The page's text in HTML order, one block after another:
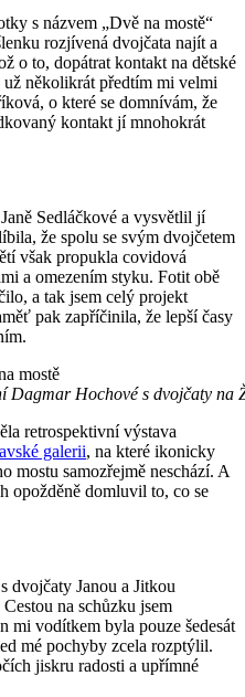
s názvem „Dvě na mostě“
rozjívená dvojčata najít a
o to, dopátrat kontakt na dětské
několikrát předtím mi velmi
o které se domnívám, že
kontakt jí mnohokrát
Sedláčkové a vysvětlil jí
že spolu se svým dvojčetem
však propukla covidová
a omezením styku. Fotit obě
a tak jsem celý projekt
pak zapříčinila, že lepší časy
Dagmar Hochové s dvojčaty na
retrospektivní výstava
galerii, na které ikonicky
mostu samozřejmě neschází. A
opožděně domluvil to, co se
dvojčaty Janou a Jitkou
na schůzku jsem
mi vodítkem byla pouze šedesát
mé pochyby zcela rozptýlil.
jiskru radosti a upřímné